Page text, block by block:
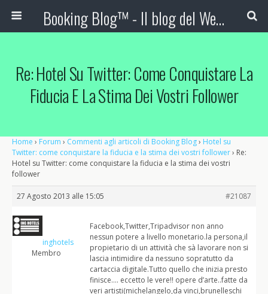
Booking Blog™ - Il blog del Web Marketing Turistico
Re: Hotel Su Twitter: Come Conquistare La
Fiducia E La Stima Dei Vostri Follower
Home › Forum › Commenti agli articoli di Booking Blog› Hotel su
Twitter: come conquistare la fiducia e la stima dei vostri follower› Re:
Hotel su Twitter: come conquistare la fiducia e la stima dei vostri
follower
27 Agosto 2013 alle 15:05 #21087
inghotels
Membro
Facebook,Twitter,Tripadvisor non anno
nessun potere a livello monetario.la persona,il
propietario di un attività che sà lavorare non si
lascia intimidire da nessuno sopratutto da
cartaccia digitale.Tutto quello che inizia presto
finisce…. eccetto le vere!! opere d’arte..fatte da
veri artisti(michelangelo,da vinci,brunelleschi